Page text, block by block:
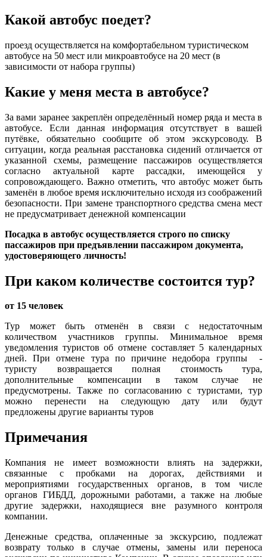
Какой автобус поедет?
проезд осуществляется на комфортабельном туристическом
автобусе на 50 мест или микроавтобусе на 20 мест (в
зависимости от набора группы)
Какие у меня места в автобусе?
За вами заранее закреплён определённый номер ряда и места в
автобусе. Если данная информация отсутствует в вашей
путёвке, обязательно сообщите об этом экскурсоводу. В
ситуации, когда реальная расстановка сидений отличается от
указанной схемы, размещение пассажиров осуществляется
согласно актуальной карте рассадки, имеющейся у
сопровождающего. Важно отметить, что автобус может быть
заменён в любое время исключительно исходя из соображений
безопасности. При замене транспортного средства смена мест
не предусматривает денежной компенсации
Посадка в автобус осуществляется строго по списку
пассажиров при предъявлении пассажиром документа,
удостоверяющего личность!
При каком количестве состоится тур?
от 15 человек
Тур может быть отменён в связи с недостаточным
количеством участников группы. Минимальное время
уведомления туристов об отмене составляет 5 календарных
дней. При отмене тура по причине недобора группы -
туристу возвращается полная стоимость тура,
дополнительные компенсации в таком случае не
предусмотрены. Также по согласованию с туристами, тур
можно перенести на следующую дату или будут
предложены другие варианты туров
Примечания
Компания не имеет возможности влиять на задержки,
связанные с пробками на дорогах, действиями и
мероприятиями государственных органов, в том числе
органов ГИБДД, дорожными работами, а также на любые
другие задержки, находящиеся вне разумного контроля
компании.
Денежные средства, оплаченные за экскурсию, подлежат
возврату только в случае отмены, замены или переноса